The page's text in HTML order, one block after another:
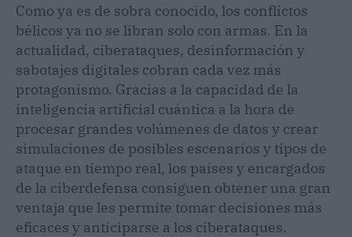
Como ya es de sobra conocido, los conflictos
bélicos ya no se libran solo con armas. En la
actualidad, ciberataques, desinformación y
sabotajes digitales cobran cada vez más
protagonismo. Gracias a la capacidad de la
inteligencia artificial cuántica a la hora de
procesar grandes volúmenes de datos y crear
simulaciones de posibles escenarios y tipos de
ataque en tiempo real, los países y encargados
de la ciberdefensa consiguen obtener una gran
ventaja que les permite tomar decisiones más
eficaces y anticiparse a los ciberataques.